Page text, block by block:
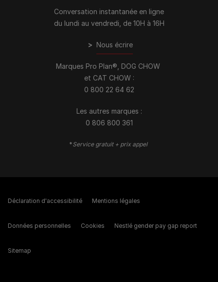
Conversation instantanée en ligne
du lundi au vendredi, de 10H à 16H
> Nous écrire
Marques Pro Plan®, DOG CHOW
et CAT CHOW :
0 800 22 64 62
Les autres marques :​
0 806 800 361
*Service gratuit + prix appel
Déclaration d'accessibilité Mentions légales
Données personnelles Cookies Nestlé gender pay gap report
Sitemap